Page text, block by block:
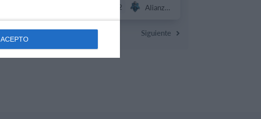
ACEPTO
2 Alianza Miranda FC
Siguiente